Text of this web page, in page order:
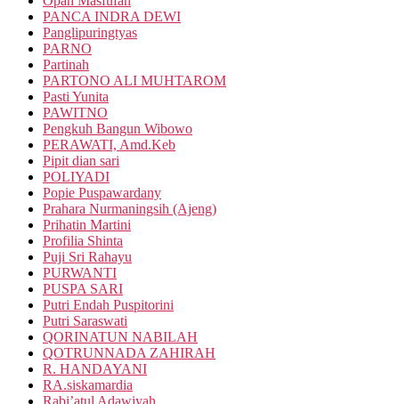
PANCA INDRA DEWI
Panglipuringtyas
PARNO
Partinah
PARTONO ALI MUHTAROM
Pasti Yunita
PAWITNO
Pengkuh Bangun Wibowo
PERAWATI, Amd.Keb
Pipit dian sari
POLIYADI
Popie Puspawardany
Prahara Nurmaningsih (Ajeng)
Prihatin Martini
Profilia Shinta
Puji Sri Rahayu
PURWANTI
PUSPA SARI
Putri Endah Puspitorini
Putri Saraswati
QORINATUN NABILAH
QOTRUNNADA ZAHIRAH
R. HANDAYANI
RA.siskamardia
Rabi’atul Adawiyah